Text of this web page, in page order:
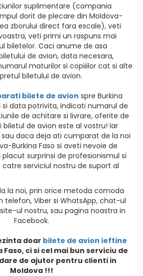
suplimentare (compania
dorit de plecare din Moldova-
zborului direct fara escale), veti
veti primi un raspuns mai
biletelor. Caci anume de asa
de avion, data necesara,
maturilor si copiiilor cat si alte
biletului de avion.
bilete de avion spre Burkina
si data potrivita, indicati numarul de
de achitare si livrare, oferite de
de avion este al vostru! Iar
daca deja ati cumparat de la noi
Burkina Faso si aveti nevoie de
surprinsi de profesionismul si
serviciul nostru de suport al
la noi, prin orice metoda comoda
telefon, Viber si WhatsApp, chat-ul
ul nostru, sau pagina noastra in
Facebook.
doar bilete de avion ieftine
ci si cel mai bun serviciu de
de ajutor pentru clienti in
Moldova !!!